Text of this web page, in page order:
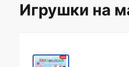
Игрушки на